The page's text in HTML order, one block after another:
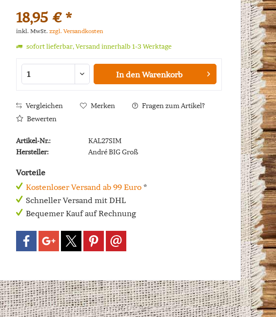
18,95 € *
inkl. MwSt. zzgl. Versandkosten
sofort lieferbar, Versand innerhalb 1-3 Werktage
In den Warenkorb
Vergleichen Merken
Fragen zum Artikel?
Bewerten
Artikel-Nr.:
KAL27SIM
Hersteller:
André BIG Groß
Vorteile
Kostenloser Versand ab 99 Euro*
Schneller Versand mit DHL
Bequemer Kauf auf Rechnung